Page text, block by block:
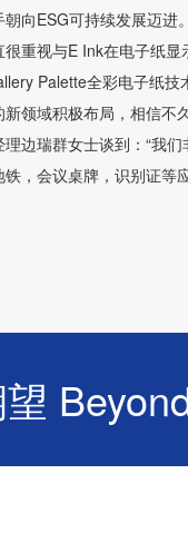
向ESG可持续发展迈
重视与E Ink在电子纸
Palette全彩电子纸
领域积极布局，相信
边瑞群女士谈到：“我
，会议桌牌，识别证